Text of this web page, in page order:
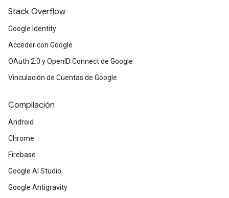
Stack Overflow
Google Identity
Acceder con Google
OAuth 2.0 y OpenID Connect de Google
Vinculación de Cuentas de Google
Compilación
Android
Chrome
Firebase
Google AI Studio
Google Antigravity